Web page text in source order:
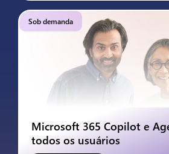
Sob demanda
Microsoft 365 Copilot e
todos os usuários